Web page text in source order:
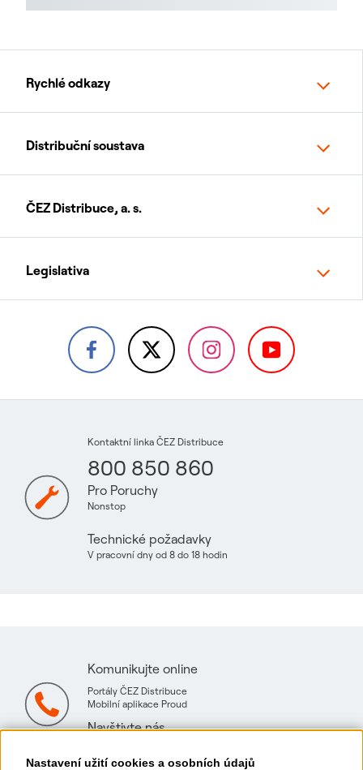
Nastavení užití cookies a osobních údajů
Rychlé odkazy
Distribuční soustava
ČEZ Distribuce, a. s.
Legislativa
Kontaktní linka ČEZ Distribuce
800 850 860
Pro Poruchy
Nonstop
Technické požadavky
V pracovní dny od 8 do 18 hodin
Komunikujte online
Portály ČEZ Distribuce
Mobilní aplikace Proud
Navštivte nás